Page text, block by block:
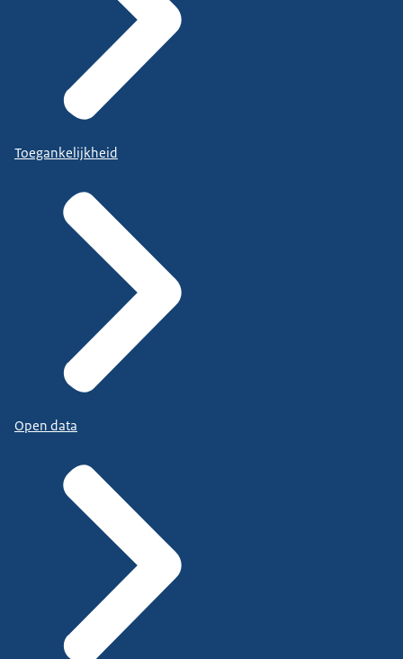
Toegankelijkheid
Open data